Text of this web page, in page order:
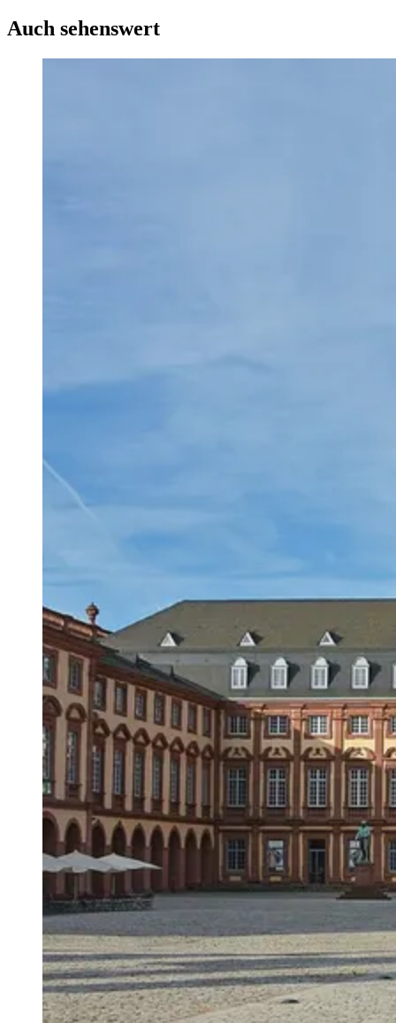
Auch sehenswert